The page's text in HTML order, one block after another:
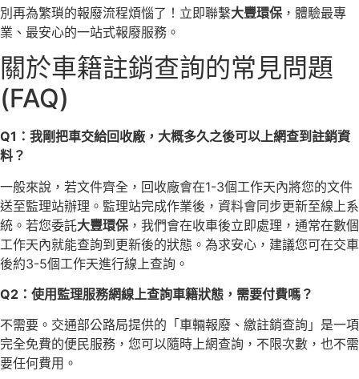
別再為繁瑣的報廢流程煩惱了！立即聯繫大豐環保 ，體驗最專
業、最安心的一站式報廢服務。
關於車籍註銷查詢的常見問題
(FAQ)
Q1：我剛把車交給回收廠，大概多久之後可以上網查到註銷資
料？
一般來說，若文件齊全，回收廠會在1-3個工作天內將您的文件
送至監理站辦理。監理站完成作業後，資料會同步更新至線上系
統。若您委託大豐環保 ，我們會在收車後立即處理，通常在數個
工作天內就能查詢到更新後的狀態。為求安心，建議您可在交車
後約3-5個工作天進行線上查詢。
Q2：使用監理服務網線上查詢車籍狀態，需要付費嗎？
不需要。交通部公路局提供的「車輛報廢、繳註銷查詢」是一項
完全免費的便民服務，您可以隨時上網查詢，不限次數，也不需
要任何費用。